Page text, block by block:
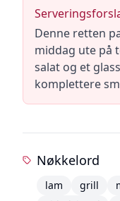
Denne retten
middag ute på
salat og et
komplettere
Nøkkelord
lam grill